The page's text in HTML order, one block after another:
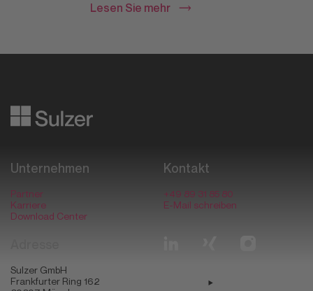
Lesen Sie mehr
Unternehmen
Partner
Karriere
Download Center
Kontakt
+49 89 31 85 80
E-Mail schreiben
Sulzer GmbH
Frankfurter Ring 162